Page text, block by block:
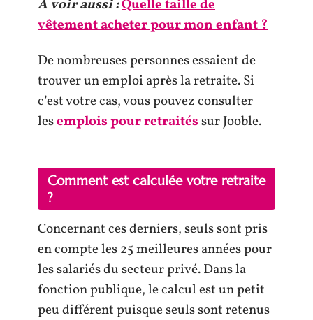
A voir aussi :Quelle taille de
vêtement acheter pour mon enfant ?
De nombreuses personnes essaient de
trouver un emploi après la retraite. Si
c’est votre cas, vous pouvez consulter
lesemplois pour retraitéssur Jooble.
Comment est calculée votre retraite
?
Concernant ces derniers, seuls sont pris
en compte les 25 meilleures années pour
les salariés du secteur privé. Dans la
fonction publique, le calcul est un petit
peu différent puisque seuls sont retenus